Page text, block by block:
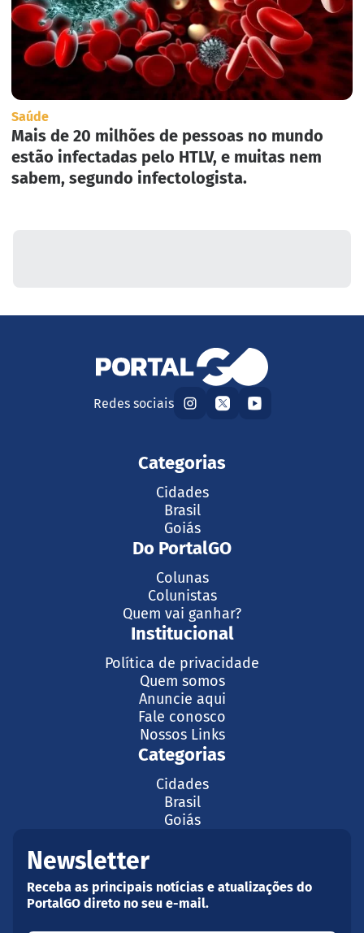
Saúde
Mais de 20 milhões de pessoas no mundo
estão infectadas pelo HTLV, e muitas nem
sabem, segundo infectologista.
Redes sociais
Categorias
Cidades
Brasil
Goiás
Do PortalGO
Colunas
Colunistas
Quem vai ganhar?
Institucional
Política de privacidade
Quem somos
Anuncie aqui
Fale conosco
Nossos Links
Categorias
Cidades
Brasil
Goiás
Newsletter
Receba as principais notícias e atualizações do
PortalGO direto no seu e-mail.